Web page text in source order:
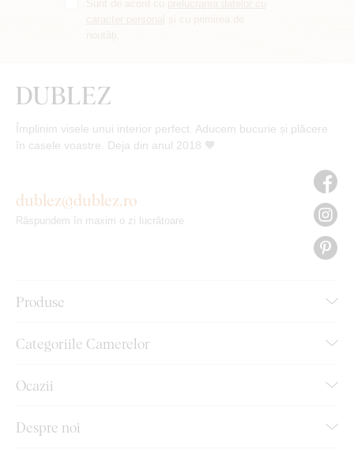
Împlinim visele unui interior perfect. Aducem bucurie și plăcere
în casele voastre. Deja din anul 2018 🧡
Produse
Categoriile Camerelor
Ocazii
Despre noi
dublez@dublez.ro
Răspundem în maxim o zi lucrătoare